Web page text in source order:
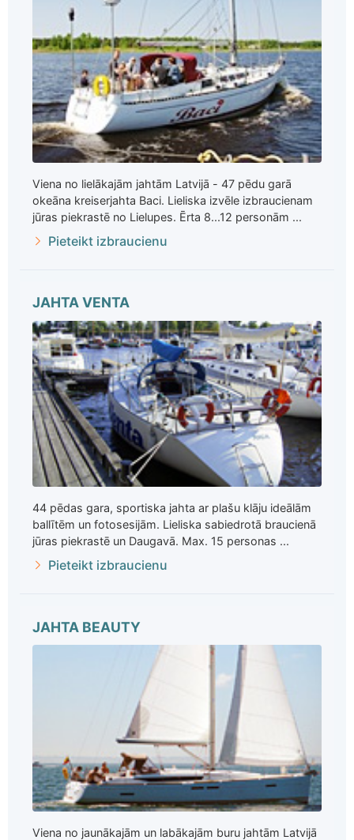
Viena no lielākajām jahtām Latvijā - 47 pēdu garā
okeāna kreiserjahta Baci. Lieliska izvēle izbraucienam
jūras piekrastē no Lielupes. Ērta 8...12 personām ...
Pieteikt izbraucienu
JAHTA VENTA
44 pēdas gara, sportiska jahta ar plašu klāju ideālām
ballītēm un fotosesijām. Lieliska sabiedrotā braucienā
jūras piekrastē un Daugavā. Max. 15 personas ...
Pieteikt izbraucienu
JAHTA BEAUTY
Viena no jaunākajām un labākajām buru jahtām Latvijā